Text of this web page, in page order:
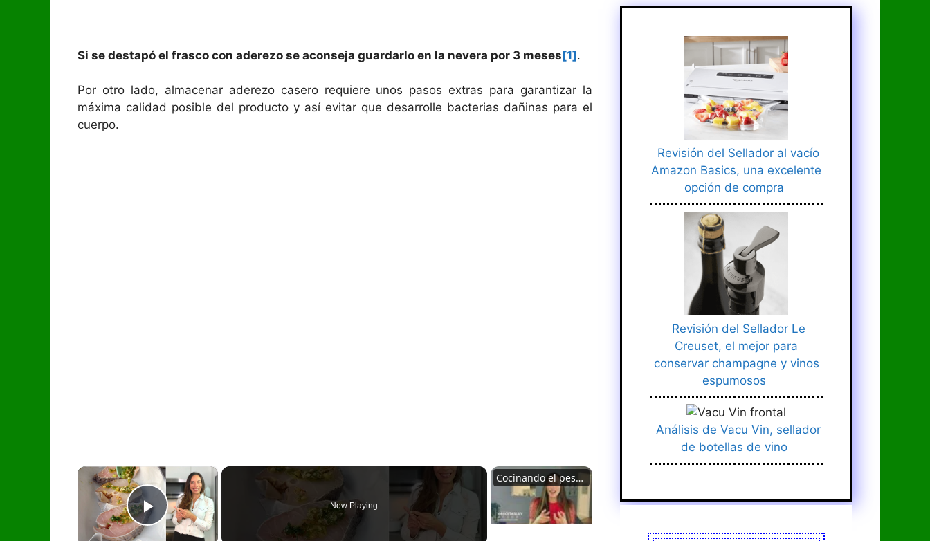
Si se destapó el frasco con aderezo se aconseja guardarlo en la nevera por 3 meses[1].
Por otro lado, almacenar aderezo casero requiere unos pasos extras para garantizar la
máxima calidad posible del producto y así evitar que desarrolle bacterias dañinas para el
cuerpo.
×
Play Video
Now Playing
Cocinando el pescado en papillote
Revisión del Sellador al vacío
Amazon Basics, una excelente
opción de compra
Revisión del Sellador Le
Creuset, el mejor para
conservar champagne y vinos
espumosos
Análisis de Vacu Vin, sellador
de botellas de vino